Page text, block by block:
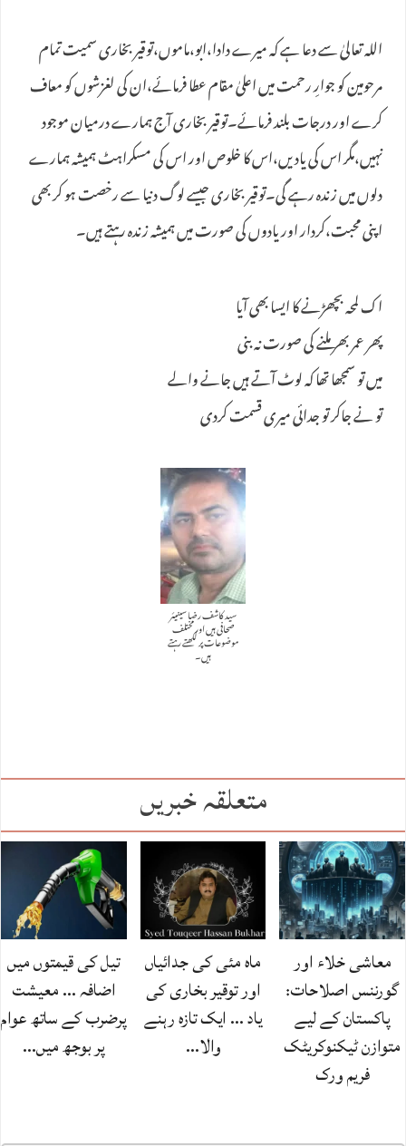
اللہ تعالیٰ سے دعا ہے کہ میرے دادا،ابو،ماموں،توقیر بخاری سمیت تمام
مرحومین کو جوارِ رحمت میں اعلیٰ مقام عطا فرمائے،ان کی لغزشوں کو معاف
کرے اور درجات بلند فرمائے۔توقیر بخاری آج ہمارے درمیان موجود
نہیں،مگر اس کی یادیں،اس کا خلوص اور اس کی مسکراہٹ ہمیشہ ہمارے
دلوں میں زندہ رہے گی۔توقیر بخاری جیسے لوگ دنیا سے رخصت ہو کر بھی
اپنی محبت،کردار اور یادوں کی صورت میں ہمیشہ زندہ رہتے ہیں۔
اک لمحہ بچھڑنے کا ایسا بھی آیا
پھر عمر بھر ملنے کی صورت نہ بنی
میں تو سمجھا تھا کہ لوٹ آتے ہیں جانے والے
تو نے جاکر تو جدائی میری قسمت کردی
سید کاشف رضا سینیئر
صحافی ہیں اور مختلف
موضوعات پر لکھتے رہتے
ہیں۔
متعلقہ خبریں
معاشی خلاء اور
گورننس اصلاحات:
پاکستان کے لیے
متوازن ٹیکنوکریٹک
فریم ورک
ماہ مئی کی جدائیاں
اور توقیر بخاری کی
یاد … ایک تازہ رہنے
والا…
تیل کی قیمتوں میں
اضافہ … معیشت
پرضرب کے ساتھ عوام
پر بوجھ میں…